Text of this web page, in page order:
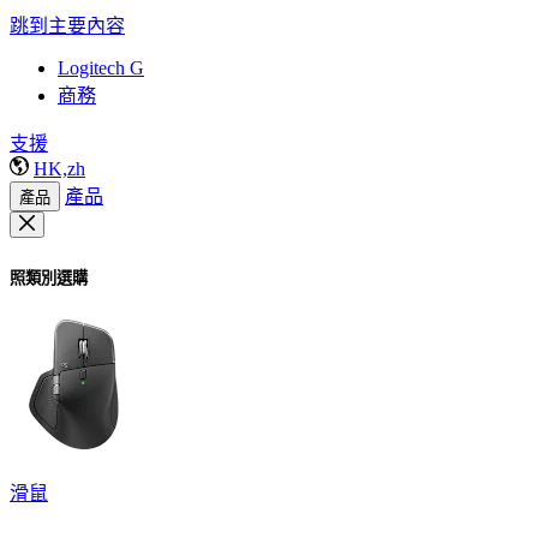
跳到主要內容
Logitech G
商務
支援
HK,zh
產品 產品
照類別選購
滑鼠